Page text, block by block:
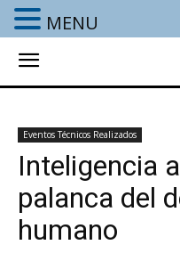
Eventos Técnicos Realizados
Inteligencia
palanca del
humano
MENU